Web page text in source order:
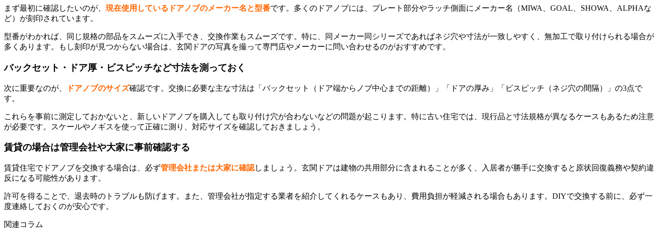
まず最初に確認したいのが、 現在使用しているドアノブのメーカー名と型番です。多くのドアノブには、プレート部分やラッチ側面にメーカー名（MIWA、GOAL、SHOWA、ALPHAな
ど）が刻印されています。
型番がわかれば、同じ規格の部品をスムーズに入手でき、交換作業もスムーズです。特に、同メーカー同シリーズであればネジ穴や寸法が一致しやすく、無加工で取り付けられる場合が
多くあります。もし刻印が見つからない場合は、玄関ドアの写真を撮って専門店やメーカーに問い合わせるのがおすすめです。
バックセット・ドア厚・ビスピッチなど寸法を測っておく
次に重要なのが、 ドアノブのサイズ確認です。交換に必要な主な寸法は「バックセット（ドア端からノブ中心までの距離）」「ドアの厚み」「ビスピッチ（ネジ穴の間隔）」の3点で
す。
これらを事前に測定しておかないと、新しいドアノブを購入しても取り付け穴が合わないなどの問題が起こります。特に古い住宅では、現行品と寸法規格が異なるケースもあるため注意
が必要です。スケールやノギスを使って正確に測り、対応サイズを確認しておきましょう。
賃貸の場合は管理会社や大家に事前確認する
賃貸住宅でドアノブを交換する場合は、必ず管理会社または大家に確認しましょう。玄関ドアは建物の共用部分に含まれることが多く、入居者が勝手に交換すると原状回復義務や契約違
反になる可能性があります。
許可を得ることで、退去時のトラブルも防げます。また、管理会社が指定する業者を紹介してくれるケースもあり、費用負担が軽減される場合もあります。DIYで交換する前に、必ず一
度連絡しておくのが安心です。
関連コラム